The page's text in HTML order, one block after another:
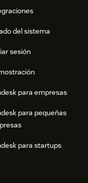
del sistema
sesión
para empresas
para pequeñas
para startups